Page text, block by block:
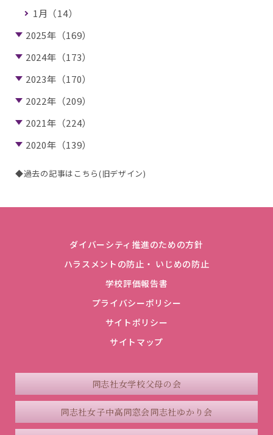
1月（14）
2025年（169）
2024年（173）
2023年（170）
2022年（209）
2021年（224）
2020年（139）
◆過去の記事はこちら(旧デザイン)
ダイバーシティ推進のための方針
ハラスメントの防止・ いじめの防止
学校評価報告書
プライバシーポリシー
サイトポリシー
サイトマップ
同志社女学校父母の会
同志社女子中高同窓会同志社ゆかり会